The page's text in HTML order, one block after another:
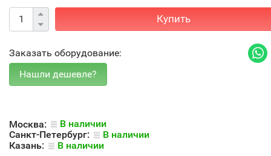
Купить
Заказать оборудование:
Москва:
В наличии
Санкт-Петербург:
В наличии
Казань:
В наличии